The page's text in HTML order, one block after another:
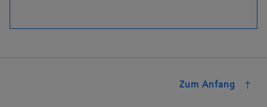
Zum Anfang